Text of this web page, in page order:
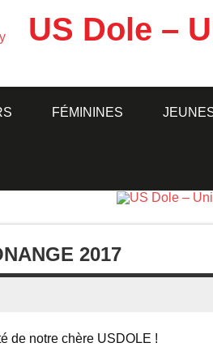
US Dole –
FÉMININES
2017
de notre chère USDOLE !